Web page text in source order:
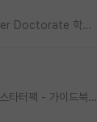
우리나라도 학구 열풍보면 Higher Doctorate 학위가 필요하다고 봅니다.
[무료] 2026 미국 대학원 유학 스타터팩 - 가이드북 & 합격자 컨택메일 템플릿